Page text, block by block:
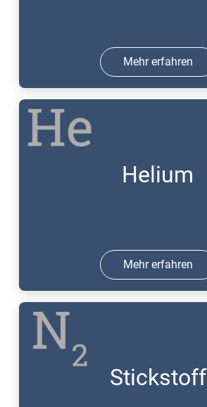
Mehr erfahren
Helium
Mehr erfahren
Stickstoff